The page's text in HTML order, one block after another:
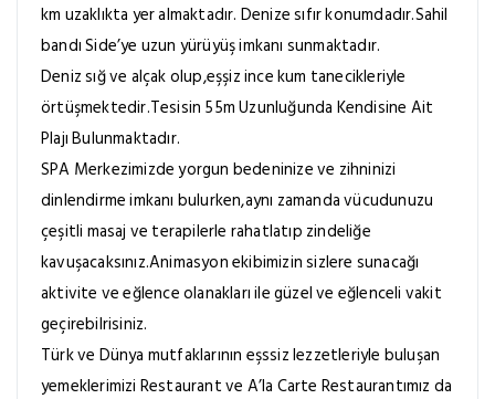
km uzaklıkta yer almaktadır. Denize sıfır konumdadır.Sahil
bandı Side’ye uzun yürüyüş imkanı sunmaktadır.
Deniz sığ ve alçak olup,eşşiz ince kum tanecikleriyle
örtüşmektedir.Tesisin 55m Uzunluğunda Kendisine Ait
Plajı Bulunmaktadır.
SPA Merkezimizde yorgun bedeninize ve zihninizi
dinlendirme imkanı bulurken,aynı zamanda vücudunuzu
çeşitli masaj ve terapilerle rahatlatıp zindeliğe
kavuşacaksınız.Animasyon ekibimizin sizlere sunacağı
aktivite ve eğlence olanakları ile güzel ve eğlenceli vakit
geçirebilrisiniz.
Türk ve Dünya mutfaklarının eşssiz lezzetleriyle buluşan
yemeklerimizi Restaurant ve A’la Carte Restaurantımız da